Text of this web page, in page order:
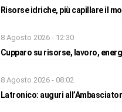
Risorse idriche, più capillare il
8 Agosto 2026 - 12:30
Cupparo su risorse, lavoro,
8 Agosto 2026 - 08:02
Latronico: auguri